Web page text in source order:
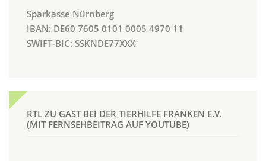
Sparkasse Nürnberg
IBAN: DE60 7605 0101 0005 4970 11
SWIFT-BIC: SSKNDE77XXX
RTL ZU GAST BEI DER TIERHILFE FRANKEN E.V.
(MIT FERNSEHBEITRAG AUF YOUTUBE)